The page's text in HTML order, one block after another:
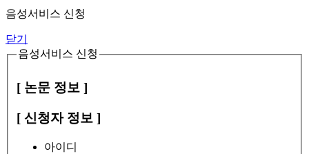
음성서비스 신청
닫기
음성서비스 신청
[ 논문 정보 ]
[ 신청자 정보 ]
아이디